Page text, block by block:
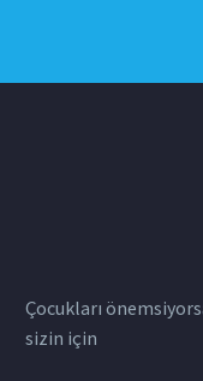
Çocukları
sizin için